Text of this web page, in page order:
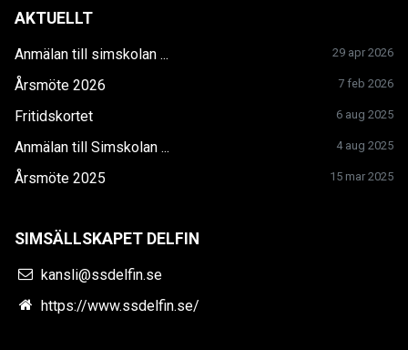
AKTUELLT
Anmälan till simskolan ... 29 apr 2026
Årsmöte 2026 7 feb 2026
Fritidskortet 6 aug 2025
Anmälan till Simskolan ... 4 aug 2025
Årsmöte 2025 15 mar 2025
SIMSÄLLSKAPET DELFIN
kansli@ssdelfin.se
https://www.ssdelfin.se/